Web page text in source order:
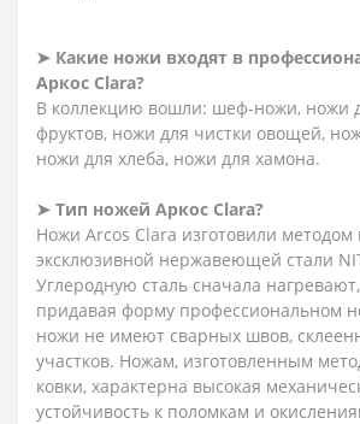
➤ Какие ножи входят в
Аркос Clara?
В коллекцию вошли: шеф-ножи, ножи
фруктов, ножи для чистки овощей,
ножи для хлеба, ножи для хамона.
➤ Тип ножей Аркос Clara?
Ножи Arcos Clara изготовили методом
эксклюзивной нержавеющей стали
Углеродную сталь сначала
придавая форму профессиональном
ножи не имеют сварных швов,
участков. Ножам, изготовленным
ковки, характерна высокая
устойчивость к поломкам и